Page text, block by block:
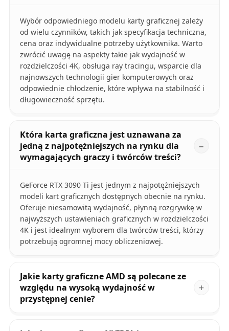
Wybór odpowiedniego modelu karty graficznej zależy
od wielu czynników, takich jak specyfikacja techniczna,
cena oraz indywidualne potrzeby użytkownika. Warto
zwrócić uwagę na aspekty takie jak wydajność w
rozdzielczości 4K, obsługa ray tracingu, wsparcie dla
najnowszych technologii gier komputerowych oraz
odpowiednie chłodzenie, które wpływa na stabilność i
długowieczność sprzętu.
Która karta graficzna jest uznawana za
jedną z najpotężniejszych na rynku dla
wymagających graczy i twórców treści?
GeForce RTX 3090 Ti jest jednym z najpotężniejszych
modeli kart graficznych dostępnych obecnie na rynku.
Oferuje niesamowitą wydajność, płynną rozgrywkę w
najwyższych ustawieniach graficznych w rozdzielczości
4K i jest idealnym wyborem dla twórców treści, którzy
potrzebują ogromnej mocy obliczeniowej.
Jakie karty graficzne AMD są polecane ze
względu na wysoką wydajność w
przystępnej cenie?